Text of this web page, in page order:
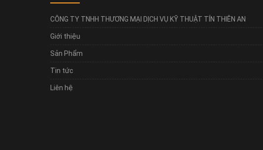
CÔNG TY TNHH THƯƠNG MẠI DỊCH VỤ KỸ THUẬT TÍN THIÊN AN
Giới thiệu
Sản Phẩm
Tin tức
Liên hệ